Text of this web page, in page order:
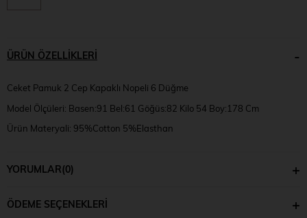
ÜRÜN ÖZELLIKLERI
Ceket Pamuk 2 Cep Kapaklı Nopeli 6 Düğme
Model Ölçüleri: Basen:91 Bel:61 Göğüs:82 Kilo 54 Boy:178 Cm
Ürün Materyali: 95%Cotton 5%Elasthan
YORUMLAR(0)
ÖDEME SEÇENEKLERI